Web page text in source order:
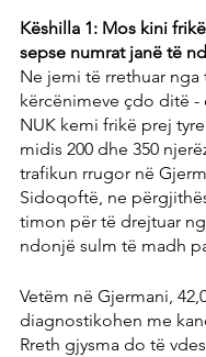
Këshilla 1: Mos kini
sepse numrat janë të
Ne jemi të rrethuar
kërcënimeve çdo ditë
NUK kemi frikë prej
midis 200 dhe 350
trafikun rrugor në
Sidoqoftë, ne
timon për të drejtuar
ndonjë sulm të madh
Vetëm në Gjermani,
diagnostikohen me
Rreth gjysma do të